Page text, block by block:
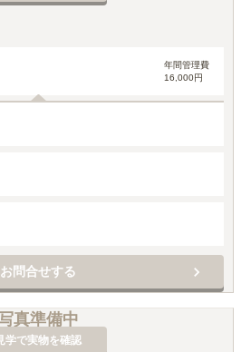
年間管理費
16,000円
お問合せする
真準備中
学で実物を確認